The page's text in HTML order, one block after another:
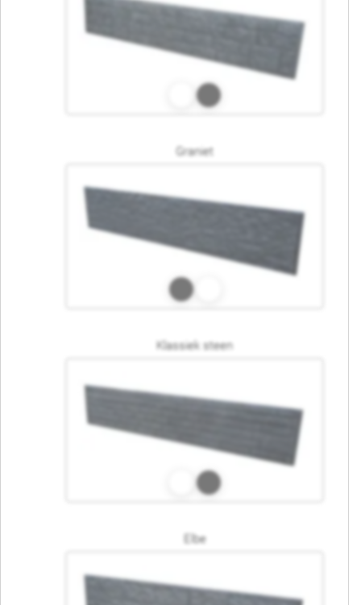
Graniet
Klassiek steen
Elbe